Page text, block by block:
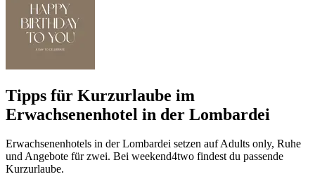
Tipps für Kurzurlaube im
Erwachsenenhotel in der Lombardei
Erwachsenenhotels in der Lombardei setzen auf Adults only, Ruhe
und Angebote für zwei. Bei weekend4two findest du passende
Kurzurlaube.